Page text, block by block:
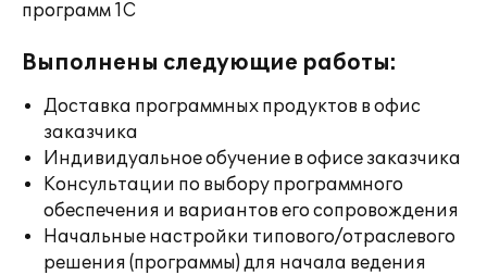
программ 1С
Выполнены следующие работы:
Доставка программных продуктов в офис
заказчика
Индивидуальное обучение в офисе заказчика
Консультации по выбору программного
обеспечения и вариантов его сопровождения
Начальные настройки типового/отраслевого
решения (программы) для начала ведения